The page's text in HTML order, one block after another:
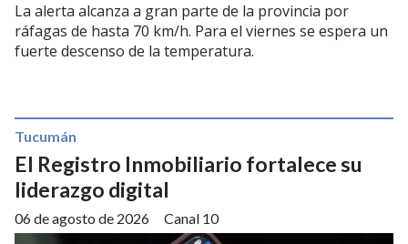
La alerta alcanza a gran parte de la provincia por
ráfagas de hasta 70 km/h. Para el viernes se espera un
fuerte descenso de la temperatura.
El Registro Inmobiliario fortalece su
liderazgo digital
Canal 10
Tucumán
06 de agosto de 2026